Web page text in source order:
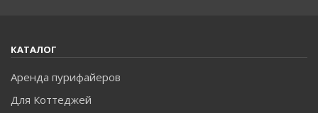
КАТАЛОГ
Аренда пурифайеров
Для Коттеджей